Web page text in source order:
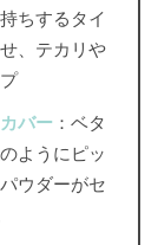
ちするタイ
、テカリや
バー ：ベタ
ようにピッ
ウダーがセ